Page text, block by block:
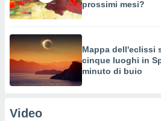
prossimi mesi?
Mappa dell'eclissi
cinque luoghi in
minuto di buio
Video